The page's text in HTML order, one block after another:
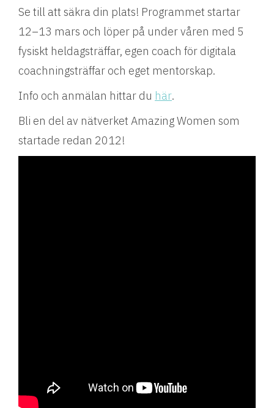
Se till att säkra din plats! Programmet startar
12–13 mars och löper på under våren med 5
fysiskt heldagsträffar, egen coach för digitala
coachningsträffar och eget mentorskap.
Info och anmälan hittar du här.
Bli en del av nätverket Amazing Women som
startade redan 2012!